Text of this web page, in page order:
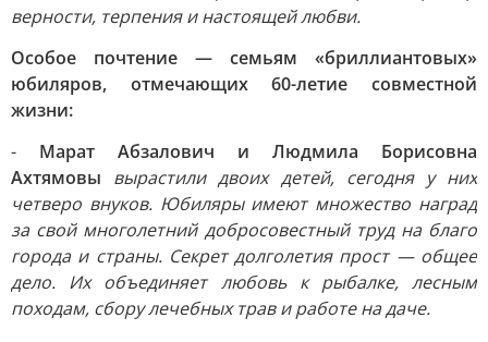
верности, терпения и настоящей любви.
Особое почтение — семьям «бриллиантовых»
юбиляров, отмечающих 60-летие совместной
жизни:
- Марат Абзалович и Людмила Борисовна
Ахтямовы вырастили двоих детей, сегодня у них
четверо внуков. Юбиляры имеют множество наград
за свой многолетний добросовестный труд на благо
города и страны. Секрет долголетия прост — общее
дело. Их объединяет любовь к рыбалке, лесным
походам, сбору лечебных трав и работе на даче.